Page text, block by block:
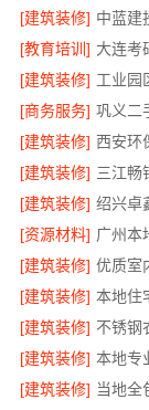
[建筑装修] 中蓝建
[教育培训] 大连考
[建筑装修] 工业园
[商务服务]
[建筑装修]
[建筑装修]
[建筑装修]
[资源材料] 广州本
[建筑装修] 优质室
[建筑装修]
[建筑装修]
[建筑装修]
[建筑装修] 当地全